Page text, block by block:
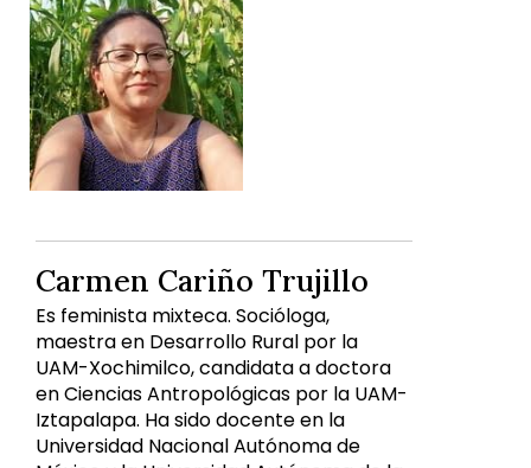
Carmen Cariño Trujillo
Es feminista mixteca. Socióloga,
maestra en Desarrollo Rural por la
UAM-Xochimilco, candidata a doctora
en Ciencias Antropológicas por la UAM-
Iztapalapa. Ha sido docente en la
Universidad Nacional Autónoma de